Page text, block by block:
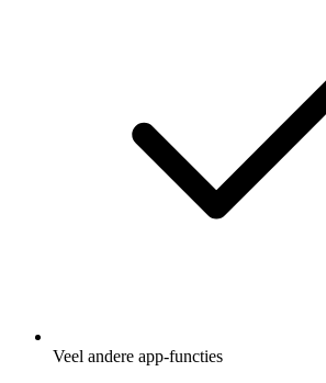
Veel andere app-functies